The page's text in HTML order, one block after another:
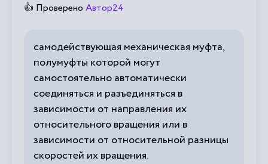
👍 Проверено Автор24
самодействующая механическая муфта,
полумуфты которой могут
самостоятельно автоматически
соединяться и разъединяться в
зависимости от направления их
относительного вращения или в
зависимости от относительной разницы
скоростей их вращения.